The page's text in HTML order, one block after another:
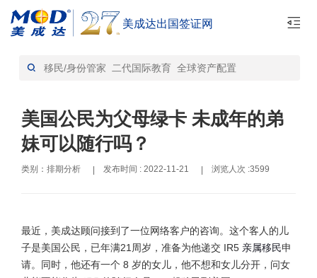
美成达出国签证网
首页> 排期分析-资讯
美国公民为父母绿卡 未成年的弟
妹可以随行吗？
类别：排期分析 | 发布时间 : 2022-11-21 | 浏览人次 :3599
最近，美成达顾问接到了一位网络客户的咨询。这个客人的儿
子是美国公民，已年满21周岁，准备为他递交 IR5 亲属移民申
请。同时，他还有一个 8 岁的女儿，他不想和女儿分开，问女